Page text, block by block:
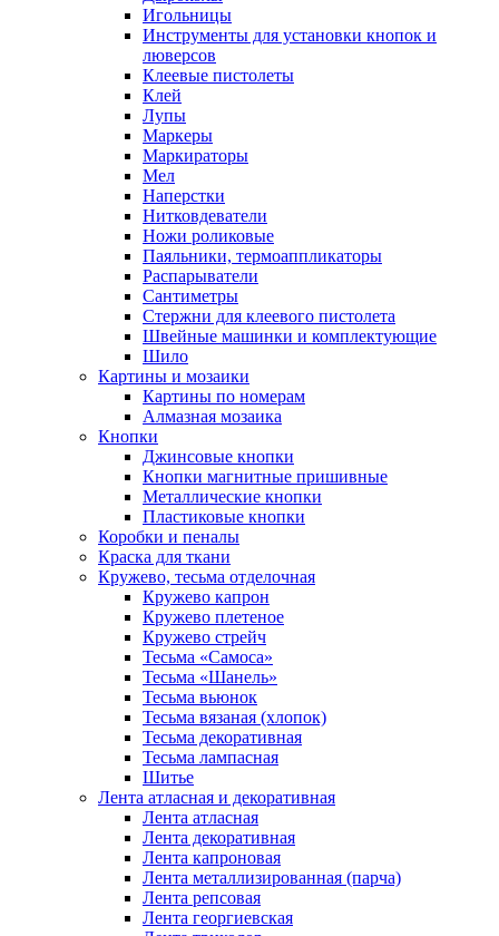
Игольницы
Инструменты для установки кнопок и
люверсов
Клеевые пистолеты
Клей
Лупы
Маркеры
Маркираторы
Мел
Наперстки
Нитковдеватели
Ножи роликовые
Паяльники, термоаппликаторы
Распарыватели
Сантиметры
Стержни для клеевого пистолета
Швейные машинки и комплектующие
Шило
Картины и мозаики
Картины по номерам
Алмазная мозаика
Кнопки
Джинсовые кнопки
Кнопки магнитные пришивные
Металлические кнопки
Пластиковые кнопки
Коробки и пеналы
Краска для ткани
Кружево, тесьма отделочная
Кружево капрон
Кружево плетеное
Кружево стрейч
Тесьма «Самоса»
Тесьма «Шанель»
Тесьма вьюнок
Тесьма вязаная (хлопок)
Тесьма декоративная
Тесьма лампасная
Шитье
Лента атласная и декоративная
Лента атласная
Лента декоративная
Лента капроновая
Лента металлизированная (парча)
Лента репсовая
Лента георгиевская